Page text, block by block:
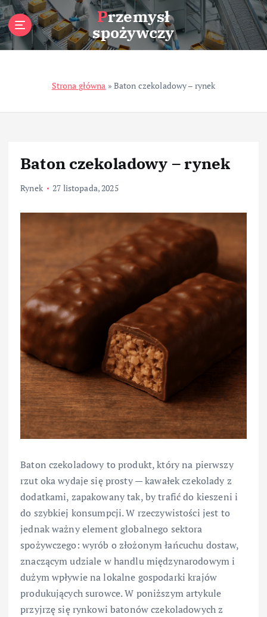
S
k
i
p
n
Przemysł
spożywczy
Strona główna » Baton czekoladowy – rynek
Baton czekoladowy – rynek
Rynek 27 listopada, 2025
Baton czekoladowy to produkt, który na pierwszy
rzut oka wydaje się prosty — kawałek czekolady z
dodatkami, zapakowany tak, by trafić do kieszeni i
do szybkiej konsumpcji. W rzeczywistości jest to
jednak ważny element globalnego sektora
spożywczego: wyrób o złożonym łańcuchu dostaw,
znaczącym udziale w handlu międzynarodowym i
dużym wpływie na lokalne gospodarki krajów
produkujących surowce. W poniższym artykule
przyjrzę się rynkowi batonów czekoladowych z